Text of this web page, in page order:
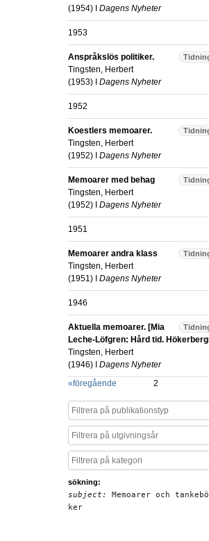
(1954) I Dagens Nyheter
1953
Anspråkslös politiker.
Tingsten, Herbert
(1953) I Dagens Nyheter
1952
Koestlers memoarer.
Tingsten, Herbert
(1952) I Dagens Nyheter
Memoarer med behag
Tingsten, Herbert
(1952) I Dagens Nyheter
1951
Memoarer andra klass
Tingsten, Herbert
(1951) I Dagens Nyheter
1946
Aktuella memoarer. [Mia
Leche-Löfgren: Hård tid.
Tingsten, Herbert
(1946) I Dagens Nyheter
«föregående 2
Filtrera på publikationstyp
Filtrera på utgivningsår
Filtrera på kategori
sökning:
subject:
Memoarer och
ker